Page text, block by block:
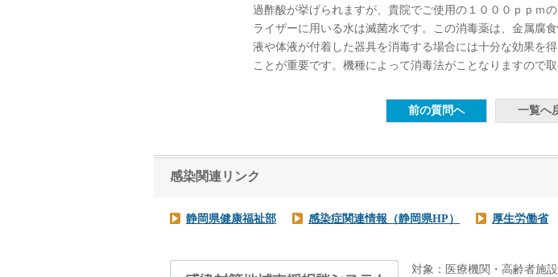
過酢酸が挙げられますが、貴院でご使用の１０００ｐｐｍ
ライザーに用いる水は滅菌水です。この消毒薬は、金属腐
液や体液が付着した器具を消毒する場合には十分な効果を
ことが重要です。機種によって消毒法がことなりますので
感染関連リンク
静岡県健康福祉部 感染症関連情報（静岡県HP） 厚生労働省
対象：医療機関・高齢者施